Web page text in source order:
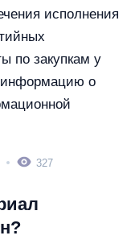
исполнения
по закупкам у
информацию о
327